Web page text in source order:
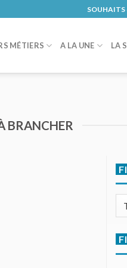
SOUHAITS
MÉTIERS A LA UNE LA
BRANCHER